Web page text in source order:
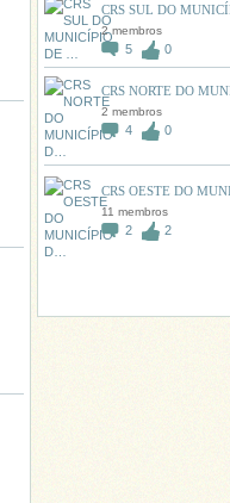
CRS SUL DO
2 membros
5 0
CRS NORTE DO
2 membros
4 0
CRS OESTE DO
11 membros
2 2